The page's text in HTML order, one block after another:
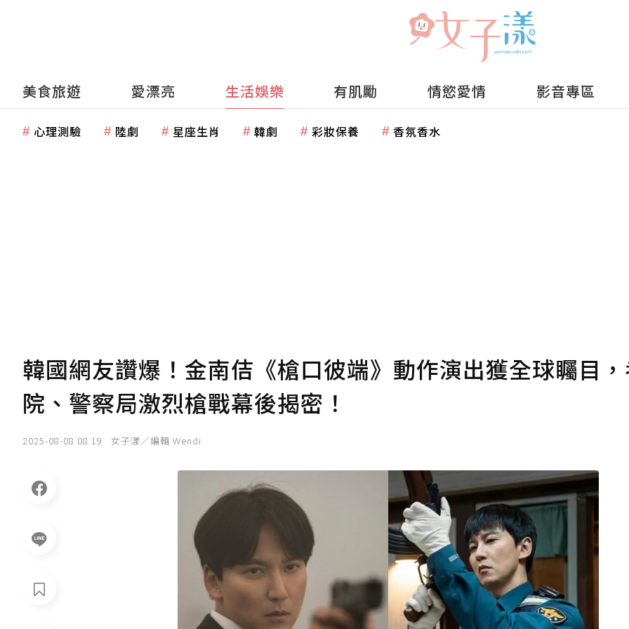
美食旅遊 愛漂亮 生活娛樂 有肌勵 情慾愛情 影音專區
心理測驗 陸劇 星座生肖 韓劇 彩妝保養 香氛香水
韓國網友讚爆！金南佶《槍口彼端》動作演出獲全球矚目
院、警察局激烈槍戰幕後揭密！
2025-08-08 08:19 女子漾／編輯 Wendi